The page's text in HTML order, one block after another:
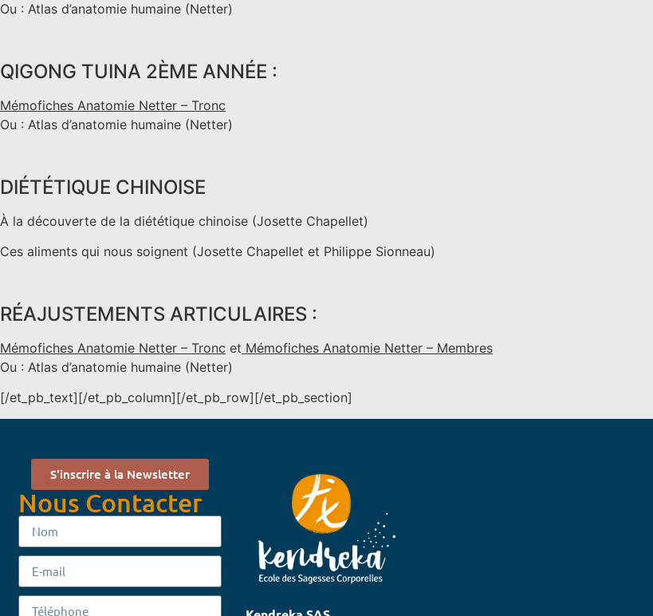
Ou : Atlas d’anatomie humaine (Netter)
QIGONG TUINA 2ÈME ANNÉE :
Mémofiches Anatomie Netter – Tronc
Ou : Atlas d’anatomie humaine (Netter)
DIÉTÉTIQUE CHINOISE
À la découverte de la diététique chinoise (Josette Chapellet)
Ces aliments qui nous soignent (Josette Chapellet et Philippe Sionneau)
RÉAJUSTEMENTS ARTICULAIRES :
Mémofiches Anatomie Netter – Tronc et Mémofiches Anatomie Netter – Membres
Ou : Atlas d’anatomie humaine (Netter)
[/et_pb_text][/et_pb_column][/et_pb_row][/et_pb_section]
S'inscrire à la Newsletter
Nous Contacter